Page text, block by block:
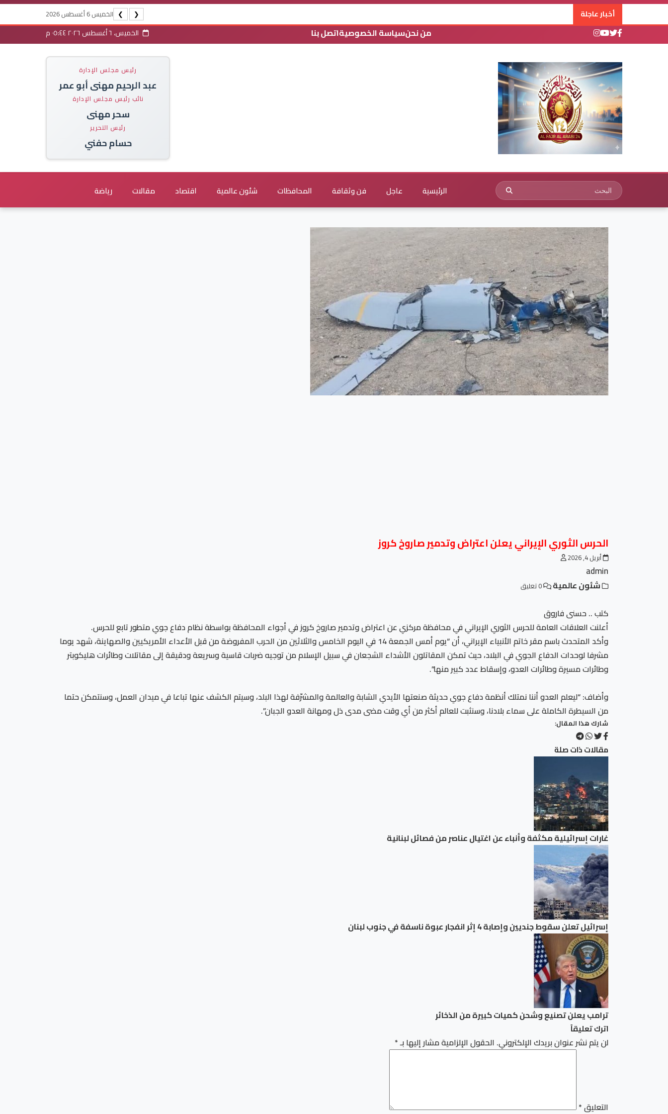
أخبار عاجلة ❮
❯ الخميس 6 أغسطس 2026
من نحنسياسة الخصوصيةاتصل بنا الخميس، ٦ أغسطس ٢٠٢٦ ٠٥:٤٤ م
رئيس مجلس الإدارة
عبد الرحيم مهنى أبو عمر
نائب رئيس مجلس الإدارة
سحر مهنى
رئيس التحرير
حسام حفني
الرئيسية عاجل فن وثقافة المحافظات شئون عالمية اقتصاد مقالات رياضة
الحرس الثوري الإيراني يعلن اعتراض وتدمير صاروخ كروز
أبريل 4, 2026
admin
شئون عالمية
كتب .. حسنى فاروق
أعلنت العلاقات العامة للحرس الثوري الإيراني في محافظة مركزي عن اعتراض وتدمير صاروخ كروز في أجواء المحافظة بواسطة نظام دفاع جوي متطور تابع للحرس.
وأكد المتحدث باسم مقر خاتم الأنبياء الإيراني، أن “يوم أمس الجمعة 14 في اليوم الخامس والثلاثين من الحرب المفروضة من قبل الأعداء الأمريكيين والصهاينة، شهد يوما
مشرفا لوحدات الدفاع الجوي في البلاد، حيث تمكن المقاتلون الأشداء الشجعان في سبيل الإسلام من توجيه ضربات قاسية وسريعة ودقيقة إلى مقاتلات وطائرات هليكوبتر
وطائرات مسيرة وطائرات العدو، وإسقاط عدد كبير منها”.
وأضاف: “ليعلم العدو أننا نمتلك أنظمة دفاع جوي حديثة صنعتها الأيدي الشابة والعالمة والمشرّفة لهذا البلد، وسيتم الكشف عنها تباعا في ميدان العمل، وسنتمكن حتما
من السيطرة الكاملة على سماء بلادنا، وسنثبت للعالم أكثر من أي وقت مضى مدى ذل ومهانة العدو الجبان”.
شارك هذا المقال:
مقالات ذات صلة
غارات إسرائيلية مكثفة وأنباء عن اغتيال عناصر من فصائل لبنانية
إسرائيل تعلن سقوط جنديين وإصابة 4 إثر انفجار عبوة ناسفة في جنوب لبنان
ترامب يعلن تصنيع وشحن كميات كبيرة من الذخائر
اترك تعليقاً
لن يتم نشر عنوان بريدك الإلكتروني. الحقول الإلزامية مشار إليها بـ*
التعليق*